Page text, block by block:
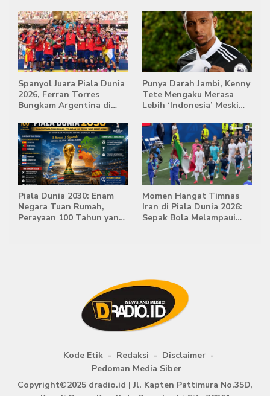
Spanyol Juara Piala Dunia
2026, Ferran Torres
Bungkam Argentina di
Punya Darah Jambi, Kenny
Tete Mengaku Merasa
Lebih ‘Indonesia’ Meski
Piala Dunia 2030: Enam
Negara Tuan Rumah,
Perayaan 100 Tahun yang
Momen Hangat Timnas
Iran di Piala Dunia 2026:
Sepak Bola Melampaui
Kode Etik Redaksi
Disclaimer
Pedoman Media Siber
Copyright©2025 dradio.id | Jl. Kapten Pattimura No.35D,